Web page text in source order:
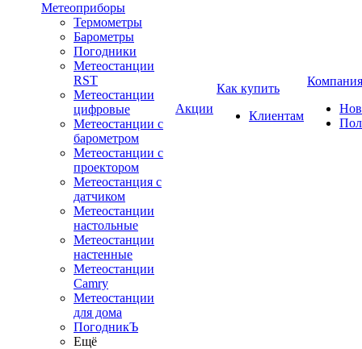
Метеоприборы
Термометры
Барометры
Погодники
Метеостанции
RST
Метеостанции
цифровые
Метеостанции с
барометром
Метеостанции с
проектором
Метеостанция с
датчиком
Метеостанции
настольные
Метеостанции
настенные
Метеостанции
Camry
Метеостанции
для дома
ПогодникЪ
Ещё
Акции
Как купить
Клиентам
Компания